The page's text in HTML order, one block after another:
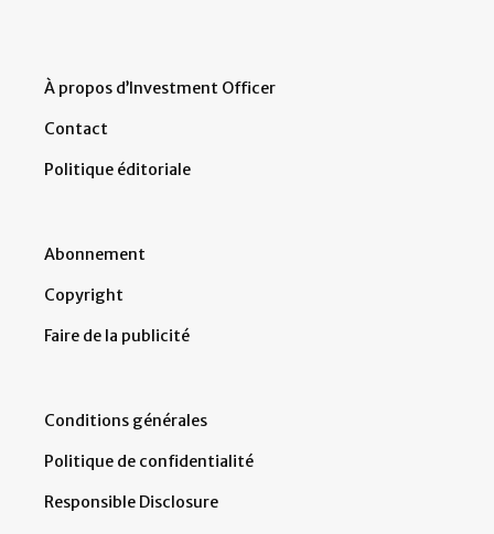
À propos d’Investment Officer
Contact
Politique éditoriale
Abonnement
Copyright
Faire de la publicité
Conditions générales
Politique de confidentialité
Responsible Disclosure